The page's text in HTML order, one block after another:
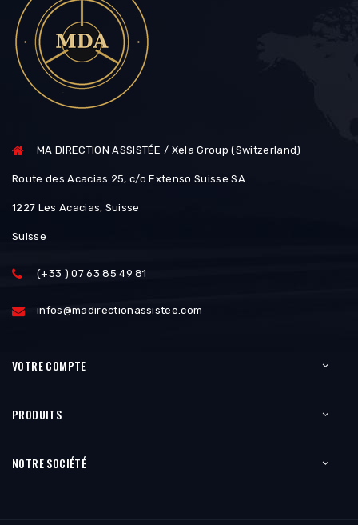
MA DIRECTION ASSISTÉE / Xela Group (Switzerland)
Route des Acacias 25, c/o Extenso Suisse SA
1227 Les Acacias, Suisse
Suisse
(+33 ) 07 63 85 49 81
infos@madirectionassistee.com
VOTRE COMPTE
PRODUITS
NOTRE SOCIÉTÉ